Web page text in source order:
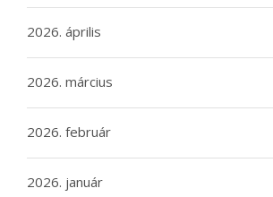
2026. április
2026. március
2026. február
2026. január